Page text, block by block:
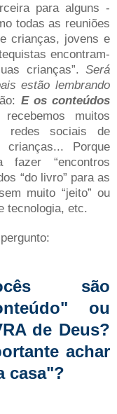
para alguns -
todas as reuniões
crianças, jovens e
encontram-
crianças”. Será
estão lembrando
E os conteúdos
muitos
redes sociais de
Porque
“encontros
“do livro” para as
muito “jeito” ou
tecnologia, etc.
são
ou
de Deus?
achar
casa"?